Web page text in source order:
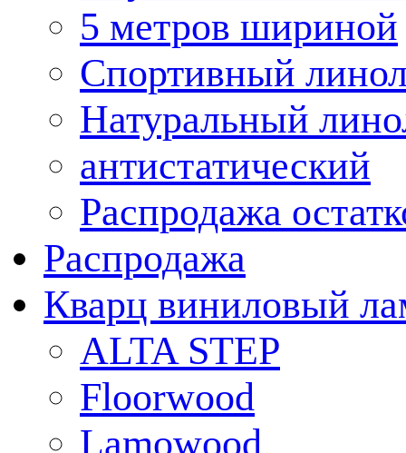
5 метров шириной
Спортивный
Натуральный
антистатический
Распродажа
Распродажа
Кварц виниловый
ALTA STEP
Floorwood
Lamowood